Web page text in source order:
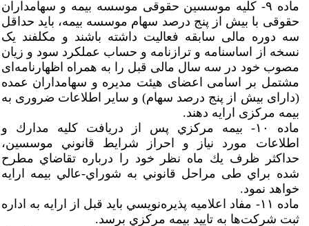
ماده ۹- کلیه موسسین حقوقی موسسه بیمه و سهامداران
حقوقی با بیش از پنج درصد سهام موسسه بیمه، باید حداقل
سه دوره مالی سابقه فعالیت داشته باشند و مکلفند یک
نسخه از اساسنامه و ترازنامه و حساب عملکرد سود و زیان
مصوب خود در سه سال مالی قبل را به همراه اظهارنامه‌ای
مشتمل بر اسامی اعضای هیئت مدیره و سهامداران عمده
(دارای بیش از پنج درصد سهام) و سایر اطلاعات ضروری به
بیمه مرکزی ارایه دهند.
ماده ۱۰- بيمه مركزي پس از دريافت كليه مدارك و
اطلاعات مورد نياز و احراز شرايط قانوني موسسين،
حداكثر ظرف يك ماه نظر خود را درباره تقاضاي مطرح
شده براي طی مراحل قانوني به شوراي-عالي بيمه ارایه
خواهد نمود.
ماده ۱۱- مفاد اعلاميه پذيره‌نويسي بايد قبل از ارایه به اداره
ثبت شركت‌ها به تاييد بيمه مركزي برسد.